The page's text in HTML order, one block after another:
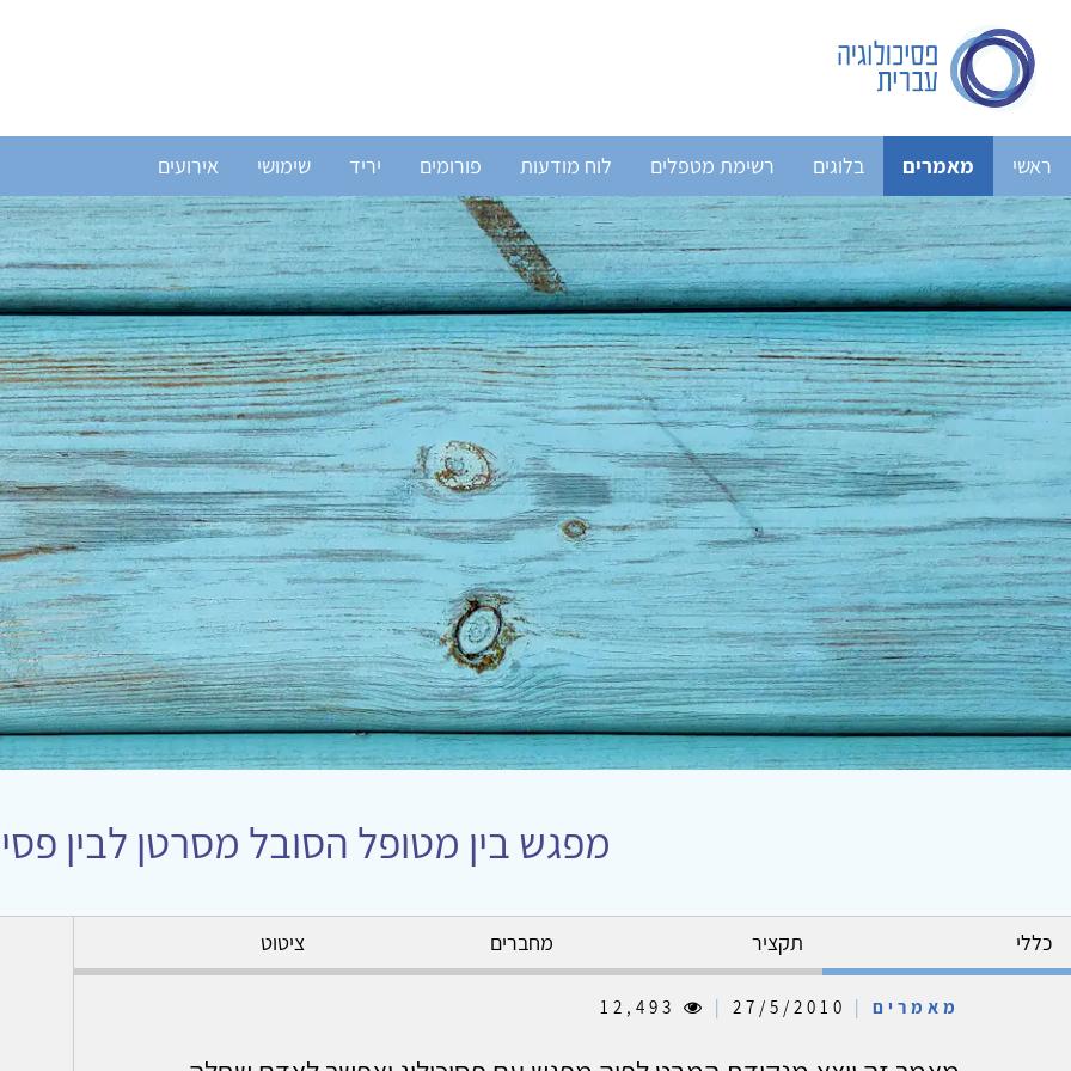
ראשי מאמרים בלוגים רשימת מטפלים לוח מודעות פורומים יריד שימושי אירועים
מפגש בין מטופל הסובל מסרטן לבין
כללי תקציר מחברים ציטוט
מאמרים |
|